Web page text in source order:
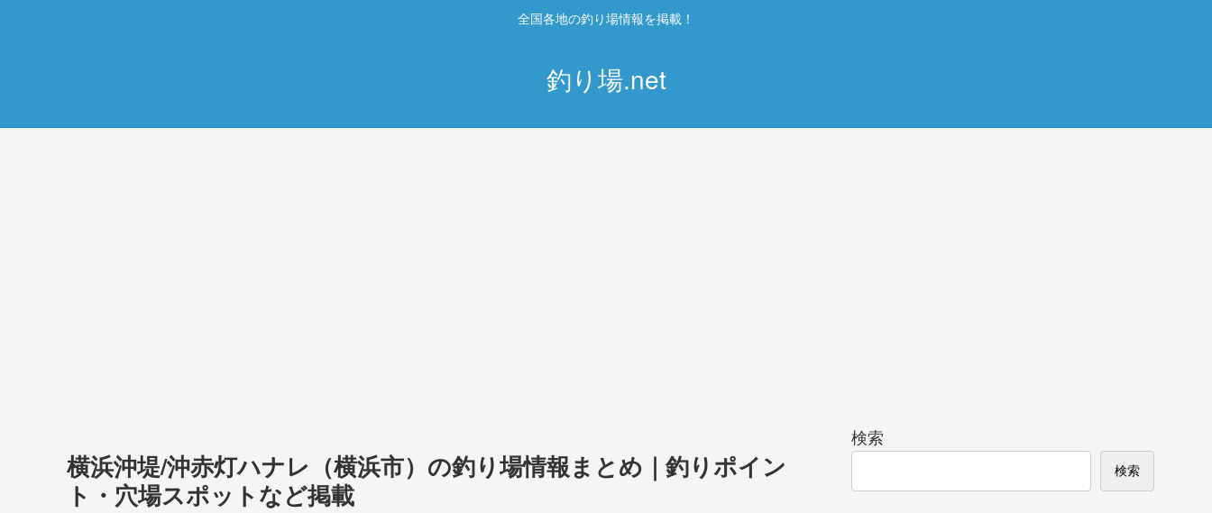
全国各地の釣り場情報を掲載！
釣り場.net
横浜沖堤/沖赤灯ハナレ（横浜市）の釣り場情報まとめ｜釣りポイン
ト・穴場スポットなど掲載
検索
検索